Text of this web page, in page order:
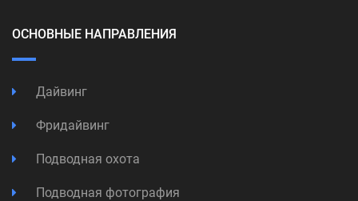
ОСНОВНЫЕ НАПРАВЛЕНИЯ
Дайвинг
Фридайвинг
Подводная охота
Подводная фотография